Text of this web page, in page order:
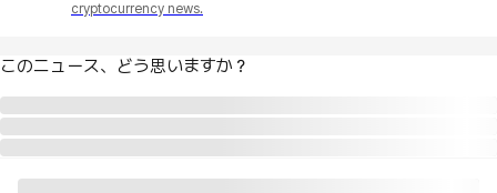
cryptocurrency news.
このニュース、どう思いますか？